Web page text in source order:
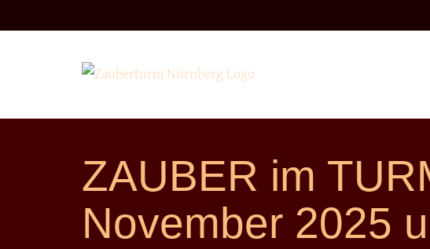
ZAUBER im
November 2025